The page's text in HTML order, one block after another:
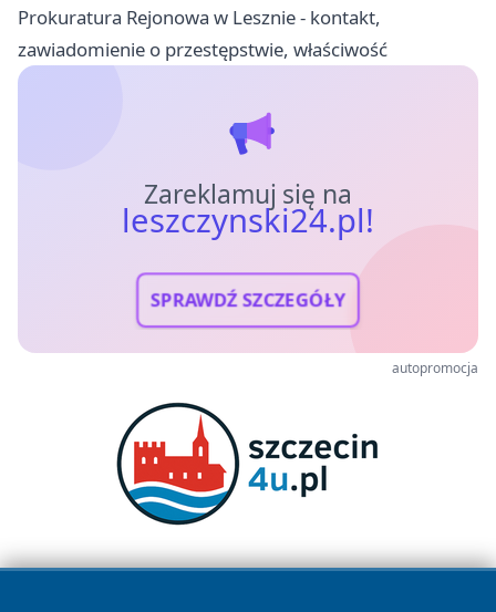
Prokuratura Rejonowa w Lesznie - kontakt,
zawiadomienie o przestępstwie, właściwość
Zareklamuj się na
leszczynski24.pl!
SPRAWDŹ SZCZEGÓŁY
autopromocja